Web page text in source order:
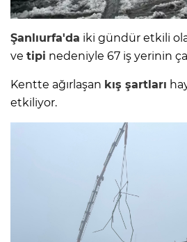
Şanlıurfa'da iki gündür etkili
ve tipi nedeniyle 67 iş yerinin
Kentte ağırlaşan kış şartları
etkiliyor.